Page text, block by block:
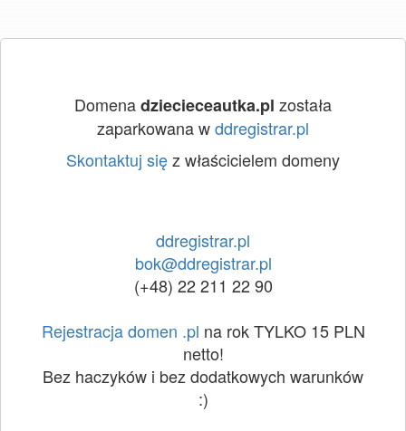
Domenadziecieceautka.pl została
zaparkowana wddregistrar.pl
Skontaktuj sięz właścicielem domeny
ddregistrar.pl
bok@ddregistrar.pl
(+48) 22 211 22 90
Rejestracja domen .pl na rok TYLKO 15 PLN
netto!
Bez haczyków i bez dodatkowych warunków
:)